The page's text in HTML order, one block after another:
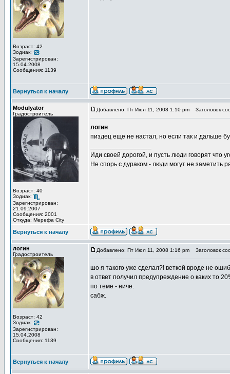
Возраст: 42
Зодиак:
Зарегистрирован:
15.04.2008
Сообщения: 1139
Вернуться к началу
Modulyator
Градостроитель
Возраст: 40
Зодиак:
Зарегистрирован:
21.09.2007
Сообщения: 2001
Откуда: Мерефа City
Добавлено: Пт Июл 11, 2008 1:10 pm Заголовок
логин
пиздец еще не настал, но если так и дальше
Иди своей дорогой, и пусть люди говорят что
Не спорь с дураком - люди могут не
Вернуться к началу
логин
Градостроитель
Возраст: 42
Зодиак:
Зарегистрирован:
15.04.2008
Сообщения: 1139
Добавлено: Пт Июл 11, 2008 1:16 pm Заголовок
шо я такого уже сделал?! веткой вроде не
в ответ получил предупреждение о каких то
по теме - ниче.
сабж.
Вернуться к началу